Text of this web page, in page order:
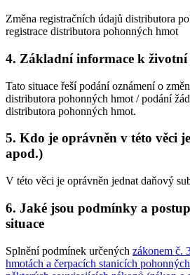
Změna registračních údajů distributora
registrace distributora pohonných hmot
4. Základní informace k životní
Tato situace řeší podání oznámení o
distributora pohonných hmot / podání
distributora pohonných hmot.
5. Kdo je oprávněn v této věci
apod.)
V této věci je oprávněn jednat daňový
6. Jaké jsou podmínky a
situace
Splnění podmínek určených zákonem č.
hmotách a čerpacích stanicích